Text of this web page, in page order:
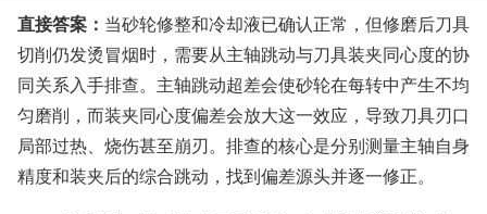
直接答案： 当砂轮修整和冷却液已确认正常，但修磨后刀具
切削仍发烫冒烟时，需要从主轴跳动与刀具装夹同心度的协
同关系入手排查。主轴跳动超差会使砂轮在每转中产生不均
匀磨削，而装夹同心度偏差会放大这一效应，导致刀具刃口
局部过热、烧伤甚至崩刃。排查的核心是分别测量主轴自身
精度和装夹后的综合跳动，找到偏差源头并逐一修正。